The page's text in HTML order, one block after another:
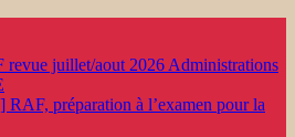
revue juillet/aout 2026 Administrations
RAF, préparation à l’examen pour la